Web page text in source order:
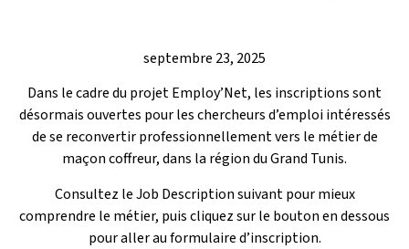
septembre 23, 2025
Dans le cadre du projet Employ’Net, les inscriptions sont
désormais ouvertes pour les chercheurs d’emploi intéressés
de se reconvertir professionnellement vers le métier de
maçon coffreur, dans la région du Grand Tunis.
Consultez le Job Description suivant pour mieux
comprendre le métier, puis cliquez sur le bouton en dessous
pour aller au formulaire d’inscription.